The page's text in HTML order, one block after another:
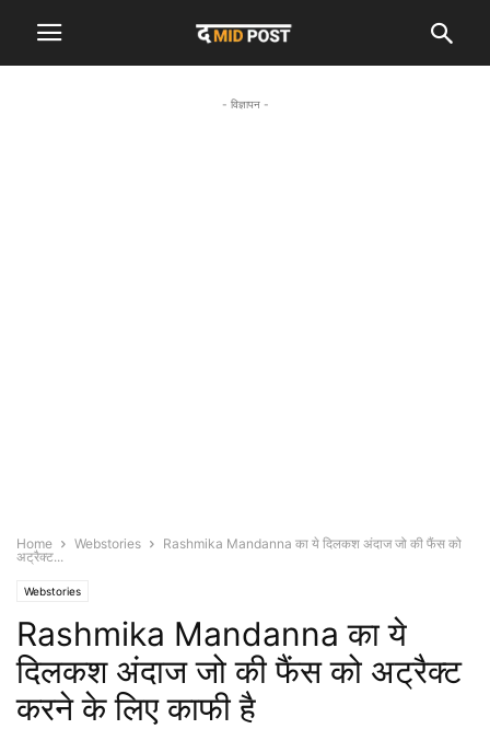
- विज्ञापन -
Home Webstories
Rashmika Mandanna का ये दिलकश अंदाज जो की फैंस को
अट्रैक्ट...
Webstories
Rashmika Mandanna का ये
दिलकश अंदाज जो की फैंस को अट्रैक्ट
करने के लिए काफी है